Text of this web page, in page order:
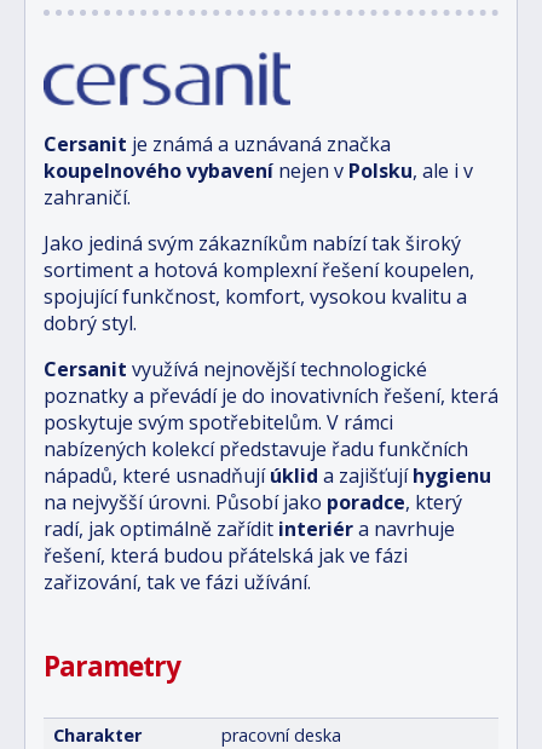
Cersanit je známá a uznávaná značka
koupelnového vybavení nejen v Polsku, ale i v
zahraničí.
Jako jediná svým zákazníkům nabízí tak široký
sortiment a hotová komplexní řešení koupelen,
spojující funkčnost, komfort, vysokou kvalitu a
dobrý styl.
Cersanit využívá nejnovější technologické
poznatky a převádí je do inovativních řešení, která
poskytuje svým spotřebitelům. V rámci
nabízených kolekcí představuje řadu funkčních
nápadů, které usnadňují úklid a zajišťují hygienu
na nejvyšší úrovni. Působí jako poradce, který
radí, jak optimálně zařídit interiéra navrhuje
řešení, která budou přátelská jak ve fázi
zařizování, tak ve fázi užívání.
Parametry
Charakter
pracovní deska